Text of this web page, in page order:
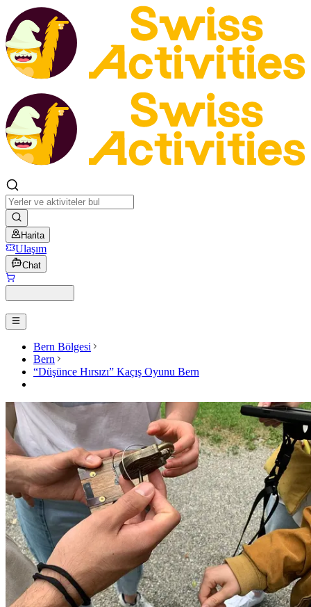
Harita
Ulaşım
Chat
Bern Bölgesi
Bern
“Düşünce Hırsızı” Kaçış Oyunu Bern